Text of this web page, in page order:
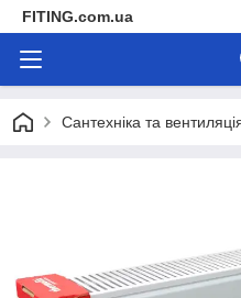
FITING.com.ua
Сантехніка та